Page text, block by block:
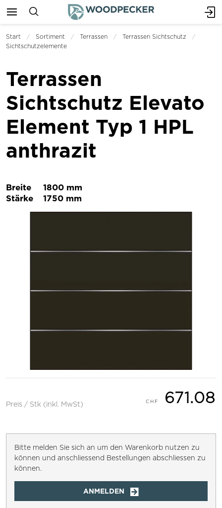
Start Sortiment Terrassen
Terrassen Sichtschutz
Sichtschutzelemente
Terrassen
Sichtschutz Elevato
Element Typ 1 HPL
anthrazit
Breite
1800 mm
Stärke
1750 mm
Preis / Stk (inkl. MwSt) 671.08
Bitte melden Sie sich an um den Warenkorb nutzen zu
können und anschliessend Bestellungen abschliessen zu
können.
ANMELDEN